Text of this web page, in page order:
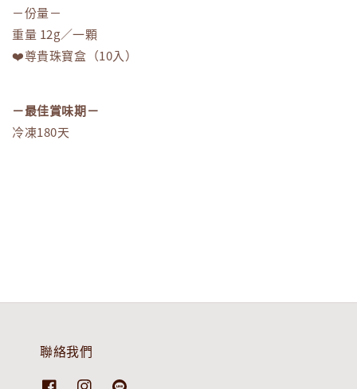
－份量－
重量 12g／一顆
❤️尊貴珠寶盒（10入）
－最佳賞味期－
冷凍180天
聯絡我們